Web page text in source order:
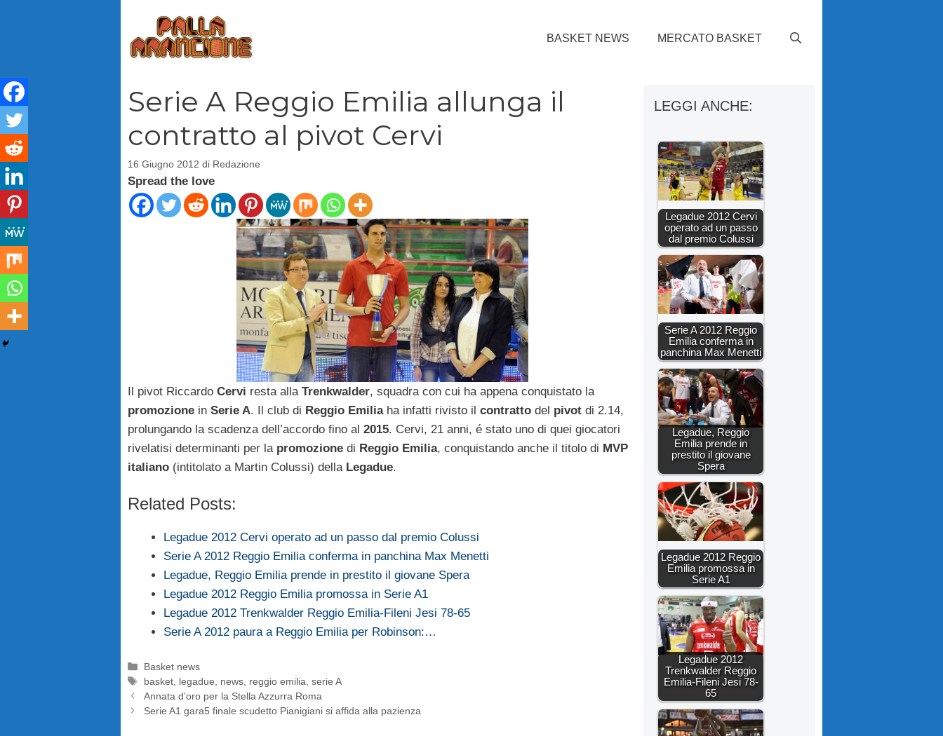
BASKET NEWS MERCATO BASKET
Serie A Reggio Emilia allunga il
contratto al pivot Cervi
16 Giugno 2012 di Redazione
Spread the love
Il pivot Riccardo Cervi resta alla Trenkwalder, squadra con cui ha appena conquistato la
promozione in Serie A. Il club di Reggio Emiliaha infatti rivisto il contratto del pivot di 2.14,
prolungando la scadenza dell’accordo fino al 2015. Cervi, 21 anni, é stato uno di quei giocatori
rivelatisi determinanti per la promozione di Reggio Emilia, conquistando anche il titolo di MVP
italiano (intitolato a Martin Colussi) della Legadue.
Related Posts:
Legadue 2012 Cervi operato ad un passo dal premio Colussi
Serie A 2012 Reggio Emilia conferma in panchina Max Menetti
Legadue, Reggio Emilia prende in prestito il giovane Spera
Legadue 2012 Reggio Emilia promossa in Serie A1
Legadue 2012 Trenkwalder Reggio Emilia-Fileni Jesi 78-65
Serie A 2012 paura a Reggio Emilia per Robinson:…
Categorie
Basket news
Tag
basket legadue news reggio emilia ,serie A
Annata d’oro per la Stella Azzurra Roma
Serie A1 gara5 finale scudetto Pianigiani si affida alla pazienza
LEGGI ANCHE:
Legadue 2012 Cervi
operato ad un passo
dal premio Colussi
Serie A 2012 Reggio
Emilia conferma in
panchina Max Menetti
Legadue, Reggio
Emilia prende in
prestito il giovane
Spera
Legadue 2012 Reggio
Emilia promossa in
Serie A1
Legadue 2012
Trenkwalder Reggio
Emilia-Fileni Jesi 78-
65